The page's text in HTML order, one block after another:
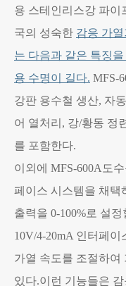
용 스테인리스강 파이
국의 성숙한 감응 가
는 다음과 같은 특징
용 수명이 길다. MFS-
강판 용수철 생산, 자
어 열처리, 강/황동 정
를 포함한다.
이외에 MFS-600A도
페이스 시스템을 채택
출력을 0-100%로 설
10V/4-20mA 인터페
가열 속도를 조절하여
있다.이런 기능들은